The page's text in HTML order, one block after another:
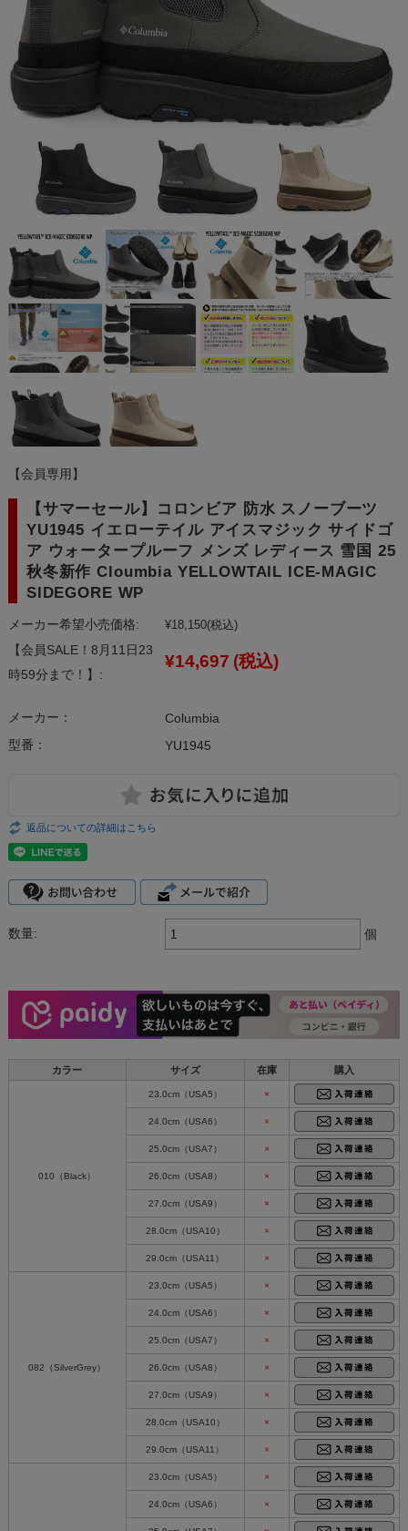
【会員専用】
【サマーセール】コロンビア 防水 スノーブーツ
YU1945 イエローテイル アイスマジック サイドゴ
ア ウォータープルーフ メンズ レディース 雪国 25
秋冬新作 Cloumbia YELLOWTAIL ICE-MAGIC
SIDEGORE WP
メーカー希望小売価格: ¥18,150(税込)
【会員SALE！8月11日23
時59分まで！】:
¥14,697 (税込)
メーカー：
Columbia
型番：
YU1945
返品についての詳細はこちら
数量: 個
カラー サイズ 在庫 購入
010（Black）
23.0cm（USA5） ×
24.0cm（USA6） ×
25.0cm（USA7） ×
26.0cm（USA8） ×
27.0cm（USA9） ×
28.0cm（USA10） ×
29.0cm（USA11） ×
082（SilverGrey）
23.0cm（USA5） ×
24.0cm（USA6） ×
25.0cm（USA7） ×
26.0cm（USA8） ×
27.0cm（USA9） ×
28.0cm（USA10） ×
29.0cm（USA11） ×
23.0cm（USA5） ×
24.0cm（USA6） ×